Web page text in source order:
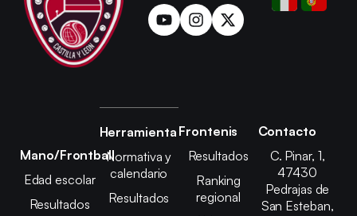
Mano/Frontball
Edad escolar
Resultados
Herramienta
Normativa y
calendario
Resultados
Frontenis
Resultados
Ranking
regional
Contacto
C. Pinar, 1,
47430
Pedrajas de
San Esteban,